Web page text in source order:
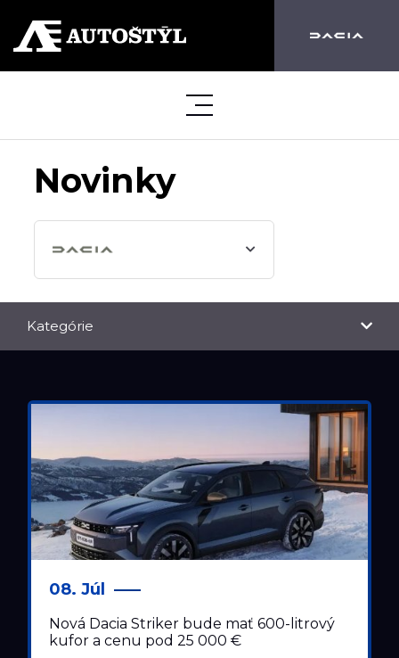
Novinky
Kategórie
TESTY
08. Júl
Nová Dacia Striker bude mať 600-litrový
kufor a cenu pod 25 000 €